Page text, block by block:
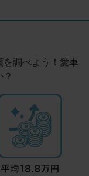
調べよう！愛車